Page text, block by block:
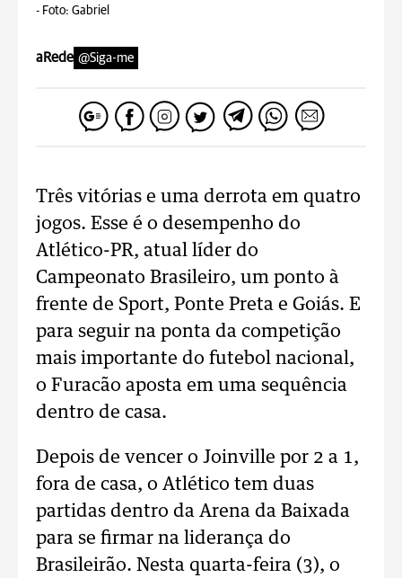
- Foto: Gabriel
aRede @Siga-me
Três vitórias e uma derrota em quatro
jogos. Esse é o desempenho do
Atlético-PR, atual líder do
Campeonato Brasileiro, um ponto à
frente de Sport, Ponte Preta e Goiás. E
para seguir na ponta da competição
mais importante do futebol nacional,
o Furacão aposta em uma sequência
dentro de casa.
Depois de vencer o Joinville por 2 a 1,
fora de casa, o Atlético tem duas
partidas dentro da Arena da Baixada
para se firmar na liderança do
Brasileirão. Nesta quarta-feira (3), o